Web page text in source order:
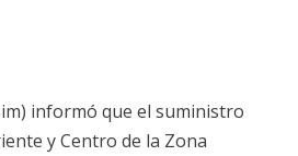
informó que el suministro
y Centro de la Zona